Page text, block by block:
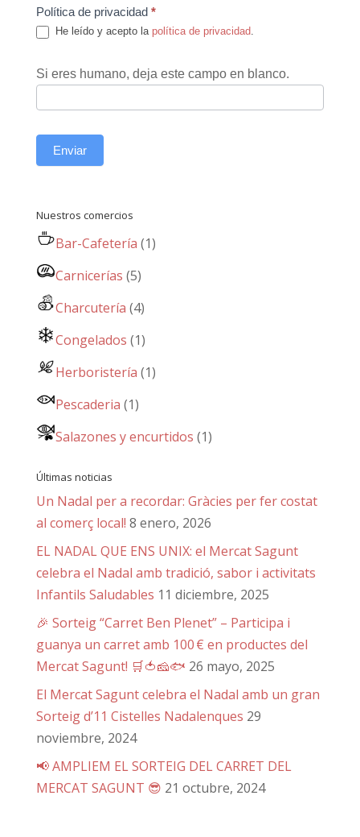
Política de privacidad *
He leído y acepto la política de privacidad
Si eres humano, deja este campo en blanco.
Enviar
Nuestros comercios
Bar-Cafetería (1)
Carnicerías (5)
Charcutería (4)
Congelados (1)
Herboristería (1)
Pescaderia (1)
Salazones y encurtidos (1)
Últimas noticias
Un Nadal per a recordar: Gràcies per fer costat
al comerç local! 8 enero, 2026
EL NADAL QUE ENS UNIX: el Mercat Sagunt
celebra el Nadal amb tradició, sabor i activitats
Infantils Saludables 11 diciembre, 2025
🎉 Sorteig “Carret Ben Plenet” – Participa i
guanya un carret amb 100 € en productes del
Mercat Sagunt! 🛒🍅🧀🐟 26 mayo, 2025
El Mercat Sagunt celebra el Nadal amb un gran
Sorteig d’11 Cistelles Nadalenques 29
noviembre, 2024
📢 AMPLIEM EL SORTEIG DEL CARRET DEL
MERCAT SAGUNT 😎 21 octubre, 2024